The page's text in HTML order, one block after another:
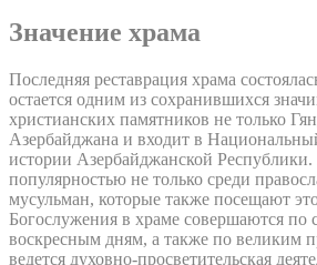
Значение храма
Последняя реставрация храма
остается одним из сохранившихся
христианских памятников не только
Азербайджана и входит в
истории Азербайджанской Республики.
популярностью не только среди
мусульман, которые также посещают
Богослужения в храме совершаются по
воскресным дням, а также по великим
ведется духовно-просветительская